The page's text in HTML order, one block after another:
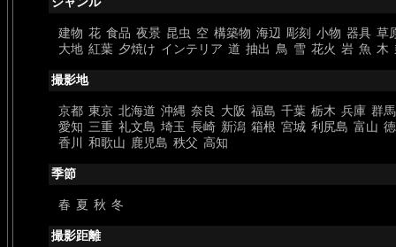
建物 花 食品 夜景 昆虫 空 構築物 海辺 彫刻 小物 器具 草
大地 紅葉 夕焼け インテリア 道 抽出 鳥 雪 花火 岩 魚 木
撮影地
京都 東京 北海道 沖縄 奈良 大阪 福島 千葉 栃木 兵庫 群馬
愛知 三重 礼文島 埼玉 長崎 新潟 箱根 宮城 利尻島 富山
香川
和歌山 鹿児島 秩父 高知
季節
春 夏 秋 冬
撮影距離